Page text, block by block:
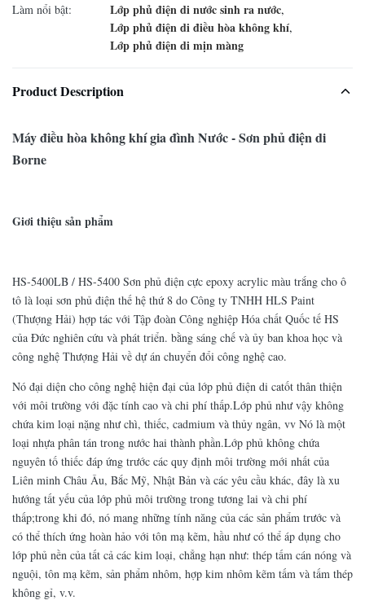
Làm nổi bật:
Lớp phủ điện di nước sinh ra nước,
Lớp phủ điện di điều hòa không khí,
Lớp phủ điện di mịn màng
Product Description
Máy điều hòa không khí gia đình Nước - Sơn phủ điện di
Borne
Giơi thiệu sản phẩm
HS-5400LB / HS-5400 Sơn phủ điện cực epoxy acrylic màu trắng cho ô
tô là loại sơn phủ điện thế hệ thứ 8 do Công ty TNHH HLS Paint
(Thượng Hải) hợp tác với Tập đoàn Công nghiệp Hóa chất Quốc tế HS
của Đức nghiên cứu và phát triển. bằng sáng chế và ủy ban khoa học và
công nghệ Thượng Hải về dự án chuyển đổi công nghệ cao.
Nó đại diện cho công nghệ hiện đại của lớp phủ điện di catốt thân thiện
với môi trường với đặc tính cao và chi phí thấp.Lớp phủ như vậy không
chứa kim loại nặng như chì, thiếc, cadmium và thủy ngân, vv Nó là một
loại nhựa phân tán trong nước hai thành phần.Lớp phủ không chứa
nguyên tố thiếc đáp ứng trước các quy định môi trường mới nhất của
Liên minh Châu Âu, Bắc Mỹ, Nhật Bản và các yêu cầu khác, đây là xu
hướng tất yếu của lớp phủ môi trường trong tương lai và chi phí
thấp;trong khi đó, nó mang những tính năng của các sản phẩm trước và
có thể thích ứng hoàn hảo với tôn mạ kẽm, hầu như có thể áp dụng cho
lớp phủ nền của tất cả các kim loại, chẳng hạn như: thép tấm cán nóng và
nguội, tôn mạ kẽm, sản phẩm nhôm, hợp kim nhôm kẽm tấm và tấm thép
không gỉ, v.v.